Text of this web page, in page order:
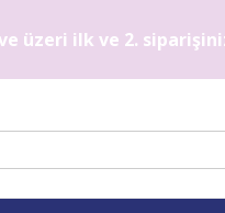
üzeri ilk ve 2.